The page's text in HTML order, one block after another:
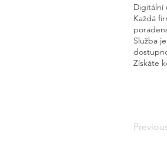
Digitální
Každá
Služba
Získáte